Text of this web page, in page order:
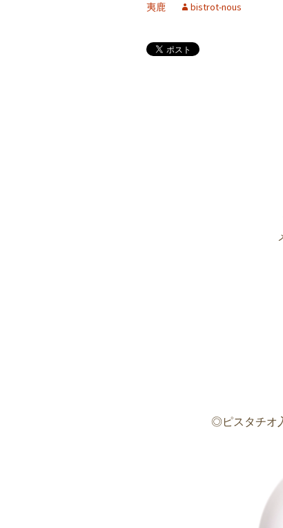
夷鹿
bistrot-nous
◎ピスタチオ